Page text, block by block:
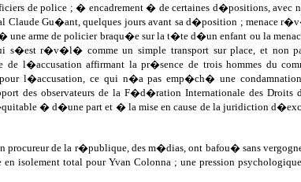
de police ; � encadrement � de certaines d�positions, avec
Gu�ant, quelques jours avant sa d�position ; menace
une arme de policier braqu�e sur la t�te d�un enfant ou la
s�est r�v�l� comme un simple transport sur place, et non
l�accusation affirmant la pr�sence de trois hommes du
l�accusation, ce qui n�a pas emp�ch� une
des observateurs de la F�d�ration Internationale des Droits
� d�une part et � la mise en cause de la juridiction
de la r�publique, des m�dias, ont bafou� sans
isolement total pour Yvan Colonna ; une pression